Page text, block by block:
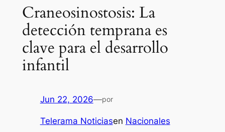
Craneosinostosis: La
detección temprana es
clave para el desarrollo
infantil
Jun 22, 2026—por
Telerama Noticiasen Nacionales